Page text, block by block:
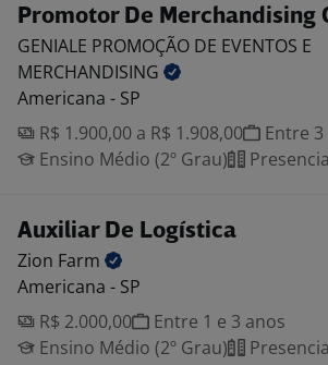
Promotor De Merchandising
GENIALE PROMOÇÃO DE EVENTOS E
MERCHANDISING
Americana - SP
R$ 1.900,00 a R$ 1.908,00
Entre 3
Ensino Médio (2º Grau)
Auxiliar De Logística
Zion Farm
Americana - SP
R$ 2.000,00
Entre 1 e 3 anos
Ensino Médio (2º Grau)